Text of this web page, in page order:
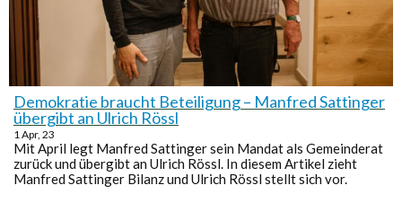
Demokratie braucht Beteiligung – Manfred Sattinger
übergibt an Ulrich Rössl
1 Apr, 23
Mit April legt Manfred Sattinger sein Mandat als Gemeinderat
zurück und übergibt an Ulrich Rössl. In diesem Artikel zieht
Manfred Sattinger Bilanz und Ulrich Rössl stellt sich vor.